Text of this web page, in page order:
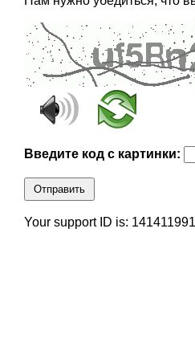
Введите код с картинки:
Отправить
Your support ID is: